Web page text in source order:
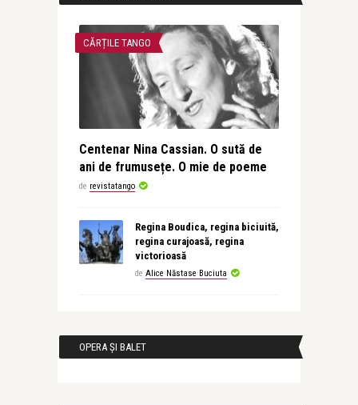
CĂRȚILE TANGO
Centenar Nina Cassian. O sută de
ani de frumusețe. O mie de poeme
de revistatango
Regina Boudica, regina biciuită,
regina curajoasă, regina
victorioasă
de Alice Năstase Buciuta
OPERA ȘI BALET